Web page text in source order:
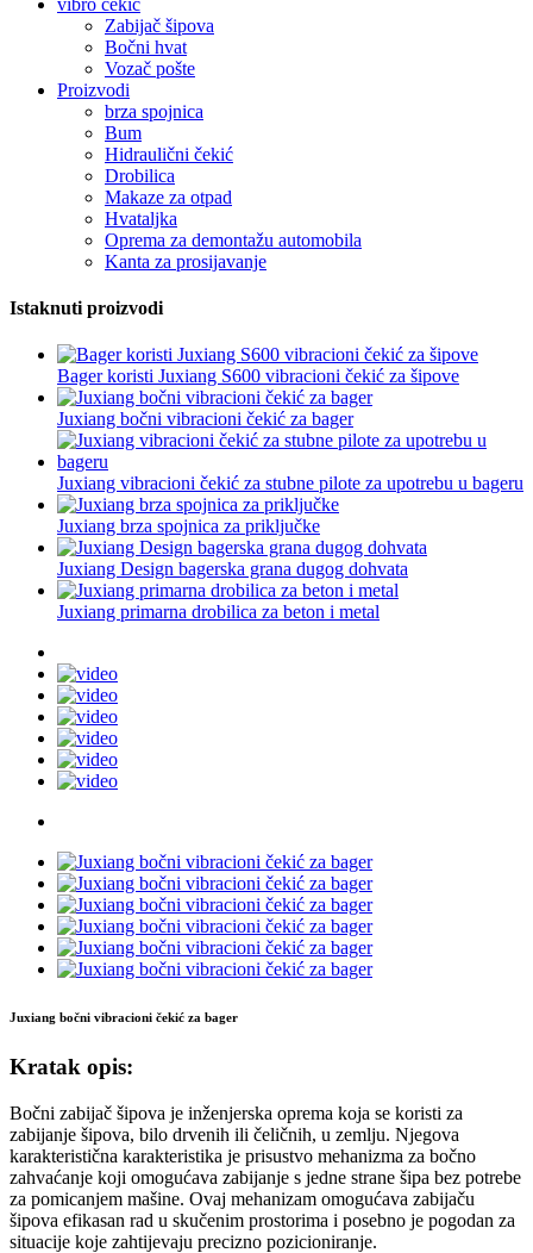
Zabijač šipova
Bočni hvat
Vozač pošte
Proizvodi
brza spojnica
Bum
Hidraulični čekić
Drobilica
Makaze za otpad
Hvataljka
Oprema za demontažu automobila
Kanta za prosijavanje
Istaknuti proizvodi
Bager koristi Juxiang S600 vibracioni čekić za šipove
Juxiang bočni vibracioni čekić za bager
Juxiang vibracioni čekić za stubne pilote za upotrebu u bageru
Juxiang brza spojnica za priključke
Juxiang Design bagerska grana dugog dohvata
Juxiang primarna drobilica za beton i metal
Juxiang bočni vibracioni čekić za bager
Kratak opis:
Bočni zabijač šipova je inženjerska oprema koja se koristi za
zabijanje šipova, bilo drvenih ili čeličnih, u zemlju. Njegova
karakteristična karakteristika je prisustvo mehanizma za bočno
zahvaćanje koji omogućava zabijanje s jedne strane šipa bez potrebe
za pomicanjem mašine. Ovaj mehanizam omogućava zabijaču
šipova efikasan rad u skučenim prostorima i posebno je pogodan za
situacije koje zahtijevaju precizno pozicioniranje.